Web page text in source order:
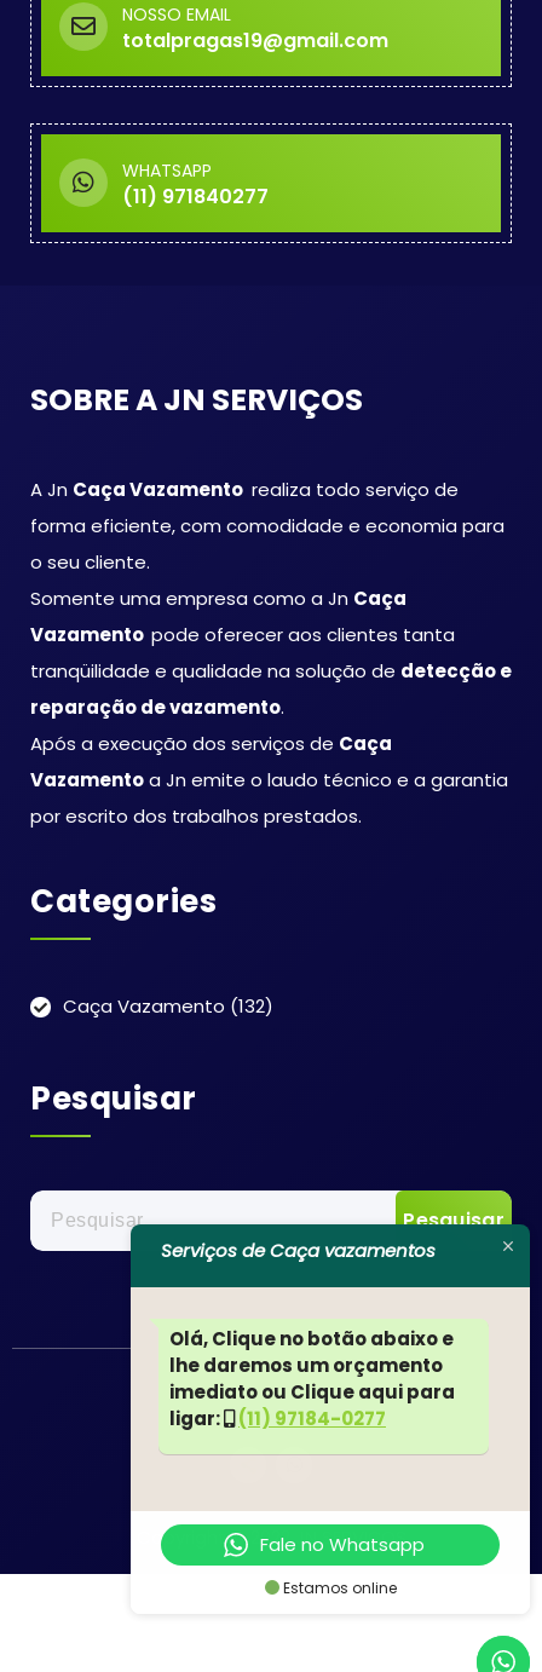
NOSSO EMAIL
totalpragas19@gmail.com
WHATSAPP
(11) 971840277
SOBRE A JN SERVIÇOS
A Jn Caça Vazamento realiza todo serviço de
forma eficiente, com comodidade e economia para
o seu cliente.
Somente uma empresa como a Jn Caça
Vazamento pode oferecer aos clientes tanta
tranqüilidade e qualidade na solução de detecção e
reparação de vazamento.
Após a execução dos serviços de Caça
Vazamentoa Jn emite o laudo técnico e a garantia
por escrito dos trabalhos prestados.
Categories
Caça Vazamento (132)
Pesquisar
Pesquisar
por:
Copyright © 2022 JN SERVIÇOS
Serviços de Caça vazamentos
Olá, Clique no botão abaixo e
lhe daremos um orçamento
imediato ou Clique aqui para
ligar:
(11) 97184-0277
Fale no Whatsapp
Estamos online